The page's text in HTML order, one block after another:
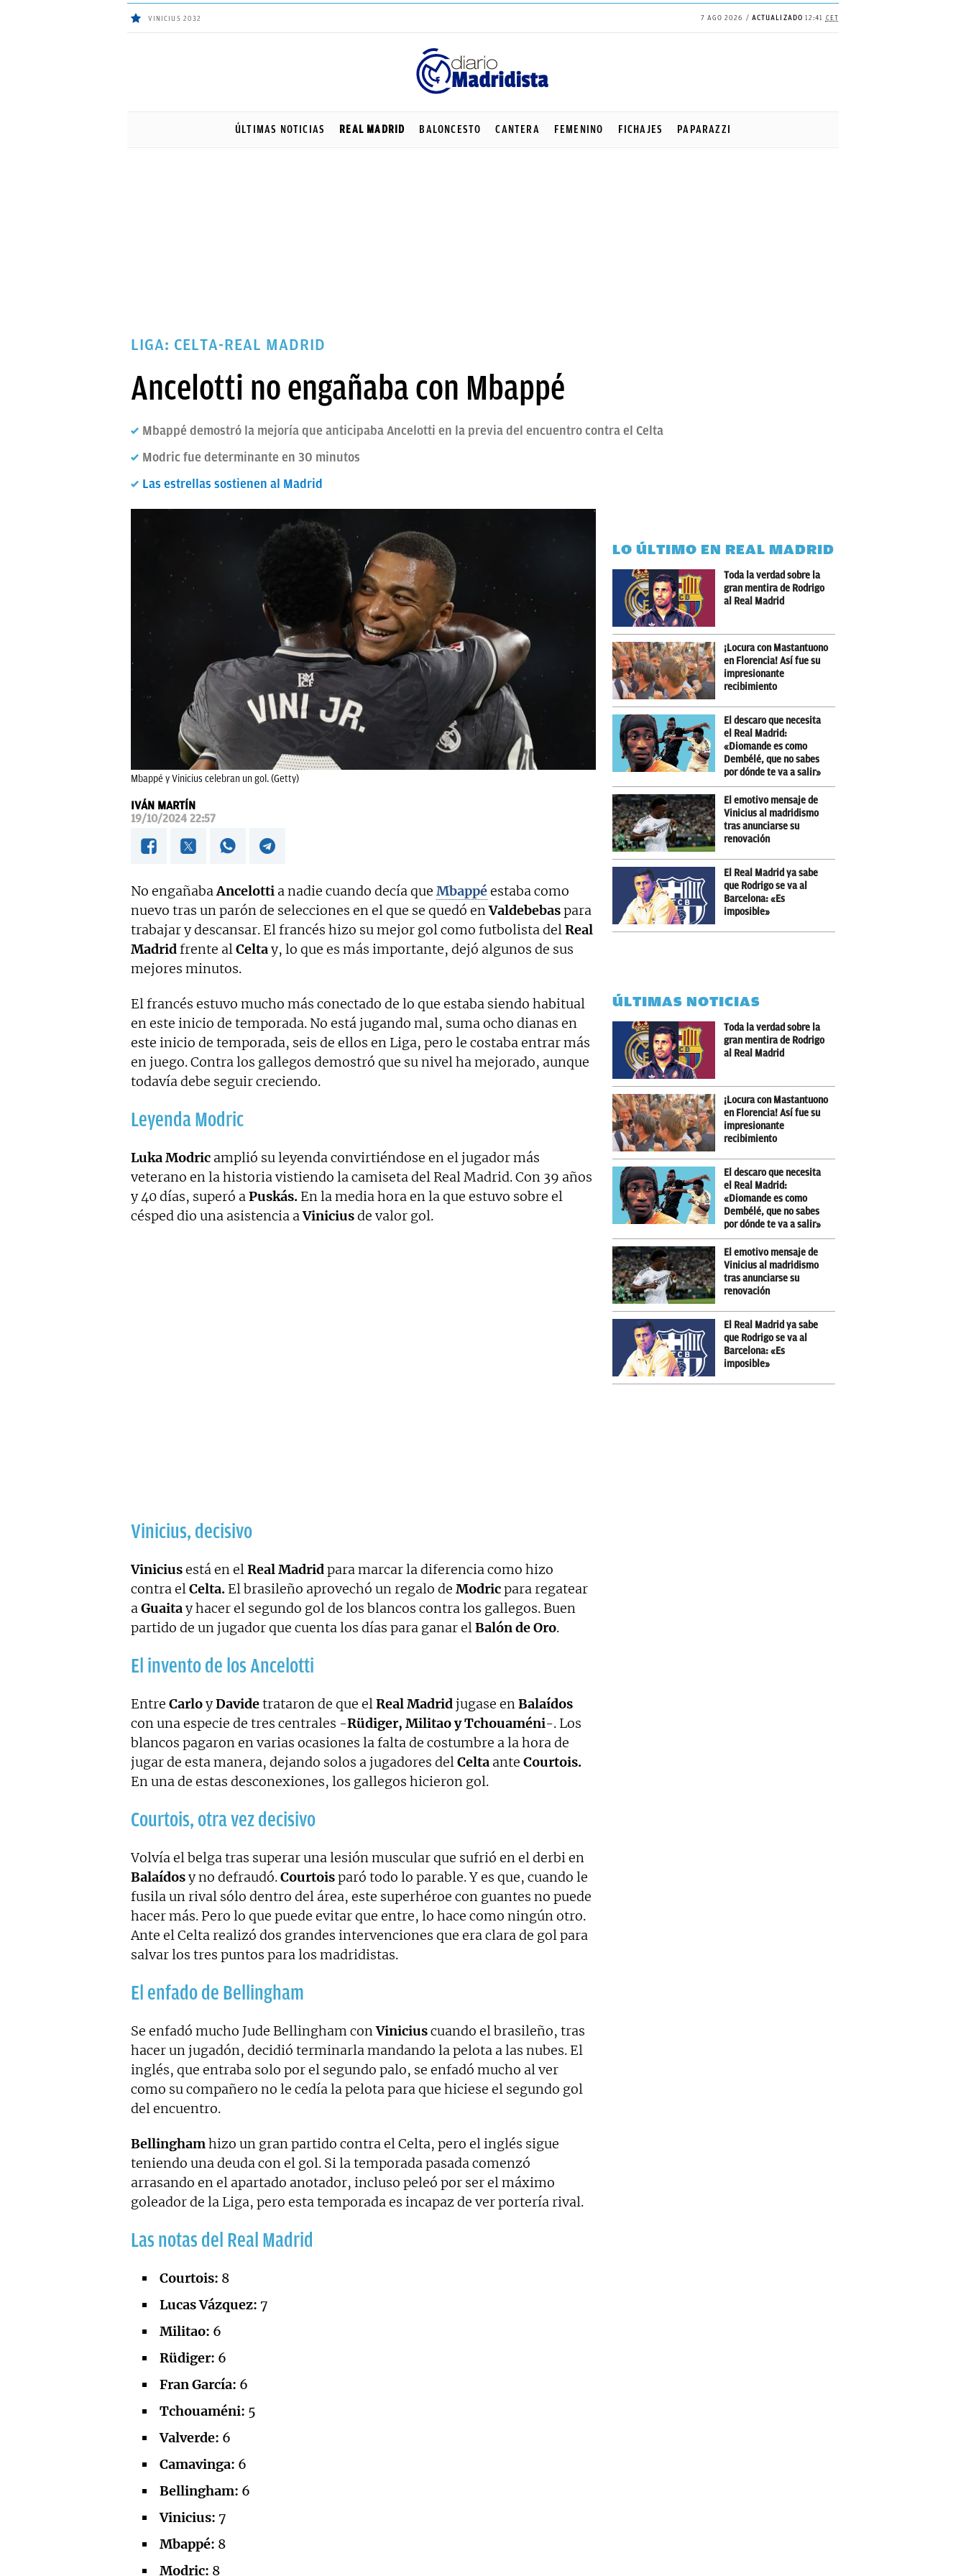
VINICIUS 2032 7 AGO 2026 ACTUALIZADO 12:41 CET
ÚLTIMAS NOTICIAS REAL MADRID BALONCESTO CANTERA FEMENINO FICHAJES PAPARAZZI
LIGA: CELTA-REAL MADRID
Ancelotti no engañaba con Mbappé
Mbappé demostró la mejoría que anticipaba Ancelotti en la previa del encuentro contra el Celta
Modric fue determinante en 30 minutos
Las estrellas sostienen al Madrid
Mbappé y Vinicius celebran un gol. (Getty)
IVÁN MARTÍN
19/10/2024 22:57
No engañabaAncelotti a nadie cuando decía que Mbappéestaba como
nuevo tras un parón de selecciones en el que se quedó enValdebebaspara
trabajar y descansar. El francés hizo su mejor gol como futbolista delReal
Madridfrente alCeltay, lo que es más importante, dejó algunos de sus
mejores minutos.
El francés estuvo mucho más conectado de lo que estaba siendo habitual
en este inicio de temporada. No está jugando mal, suma ocho dianas en
este inicio de temporada, seis de ellos en Liga, pero le costaba entrar más
en juego. Contra los gallegos demostró que su nivel ha mejorado, aunque
todavía debe seguir creciendo.
Leyenda Modric
Luka Modric amplió su leyenda convirtiéndose en el jugador más
veterano en la historia vistiendo la camiseta del Real Madrid. Con 39 años
y 40 días, superó aPuskás. En la media hora en la que estuvo sobre el
césped dio una asistencia aViniciusde valor gol.
Vinicius, decisivo
Viniciusestá en elReal Madridpara marcar la diferencia como hizo
contra elCelta. El brasileño aprovechó un regalo de Modricpara regatear
aGuaitay hacer el segundo gol de los blancos contra los gallegos. Buen
partido de un jugador que cuenta los días para ganar elBalón de Oro.
El invento de los Ancelotti
Entre CarloyDavidetrataron de que elReal Madridjugase enBalaídos
con una especie de tres centrales -Rüdiger, Militao y Tchouaméni-. Los
blancos pagaron en varias ocasiones la falta de costumbre a la hora de
jugar de esta manera, dejando solos a jugadores delCelta ante Courtois.
En una de estas desconexiones, los gallegos hicieron gol.
Courtois, otra vez decisivo
Volvía el belga tras superar una lesión muscular que sufrió en el derbi en
Balaídosy no defraudó.Courtoisparó todo lo parable. Y es que, cuando le
fusila un rival sólo dentro del área, este superhéroe con guantes no puede
hacer más. Pero lo que puede evitar que entre, lo hace como ningún otro.
Ante el Celta realizó dos grandes intervenciones que era clara de gol para
salvar los tres puntos para los madridistas.
El enfado de Bellingham
Se enfadó mucho Jude Bellingham conViniciuscuando el brasileño, tras
hacer un jugadón, decidió terminarla mandando la pelota a las nubes. El
inglés, que entraba solo por el segundo palo, se enfadó mucho al ver
como su compañero no le cedía la pelota para que hiciese el segundo gol
del encuentro.
Bellinghamhizo un gran partido contra el Celta, pero el inglés sigue
teniendo una deuda con el gol. Si la temporada pasada comenzó
arrasando en el apartado anotador, incluso peleó por ser el máximo
goleador de la Liga, pero esta temporada es incapaz de ver portería rival.
Las notas del Real Madrid
Courtois: 8
Lucas Vázquez: 7
Militao: 6
Rüdiger: 6
Fran García: 6
Tchouaméni: 5
Valverde: 6
Camavinga: 6
Bellingham: 6
Vinicius: 7
Mbappé: 8
Modric: 8
LO ÚLTIMO EN REAL MADRID
Toda la verdad sobre la
gran mentira de Rodrigo
al Real Madrid
¡Locura con Mastantuono
en Florencia! Así fue su
impresionante
recibimiento
El descaro que necesita
el Real Madrid:
«Diomande es como
Dembélé, que no sabes
por dónde te va a salir»
El emotivo mensaje de
Vinicius al madridismo
tras anunciarse su
renovación
El Real Madrid ya sabe
que Rodrigo se va al
Barcelona: «Es
imposible»
ÚLTIMAS NOTICIAS
Toda la verdad sobre la
gran mentira de Rodrigo
al Real Madrid
¡Locura con Mastantuono
en Florencia! Así fue su
impresionante
recibimiento
El descaro que necesita
el Real Madrid:
«Diomande es como
Dembélé, que no sabes
por dónde te va a salir»
El emotivo mensaje de
Vinicius al madridismo
tras anunciarse su
renovación
El Real Madrid ya sabe
que Rodrigo se va al
Barcelona: «Es
imposible»